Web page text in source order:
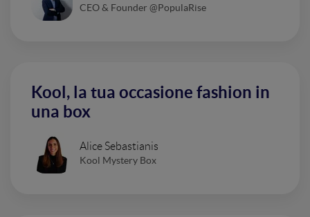
CEO & Founder @PopulaRise
Kool, la tua occasione fashion in
una box
Alice Sebastianis
Kool Mystery Box